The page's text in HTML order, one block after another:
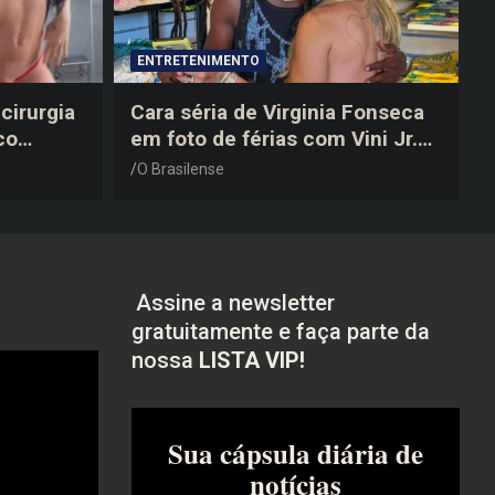
a
ENTRETENIMENTO
Cara séria de Virginia Fonseca
em foto de férias com Vini Jr.
vira piada na web: “Não
O Brasilense
Assine a newsletter
gratuitamente e faça parte da
nossa LISTA VIP!
Sua cápsula diária de
notícias